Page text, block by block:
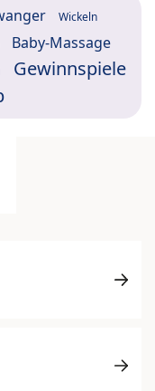
Wickeln
Baby-Massage
Gewinnspiele